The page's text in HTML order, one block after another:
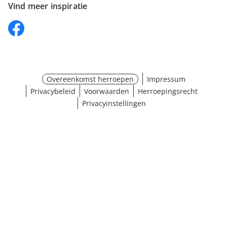
Vind meer inspiratie
Overeenkomst herroepen
Impressum
Privacybeleid
Voorwaarden
Herroepingsrecht
Privacyinstellingen